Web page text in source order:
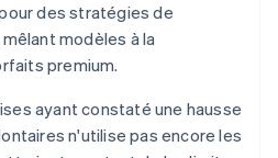
Stripe construit l’infrastructure
des stratégies de
modèles à la
premium.
ayant constaté une hausse
n'utilise pas encore les